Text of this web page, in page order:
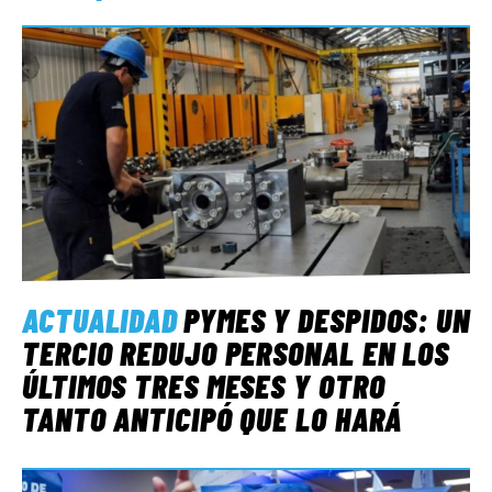
ACTUALIDADPYMES Y DESPIDOS: UN
TERCIO REDUJO PERSONAL EN LOS
ÚLTIMOS TRES MESES Y OTRO
TANTO ANTICIPÓ QUE LO HARÁ